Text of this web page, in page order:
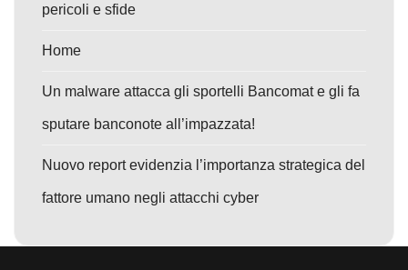
pericoli e sfide
Home
Un malware attacca gli sportelli Bancomat e gli fa
sputare banconote all’impazzata!
Nuovo report evidenzia l’importanza strategica del
fattore umano negli attacchi cyber